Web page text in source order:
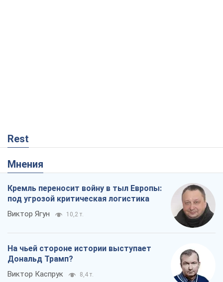
Rest
Мнения
Кремль переносит войну в тыл Европы:
под угрозой критическая логистика
Виктор Ягун 10,2 т.
На чьей стороне истории выступает
Дональд Трамп?
Виктор Каспрук 8,4 т.